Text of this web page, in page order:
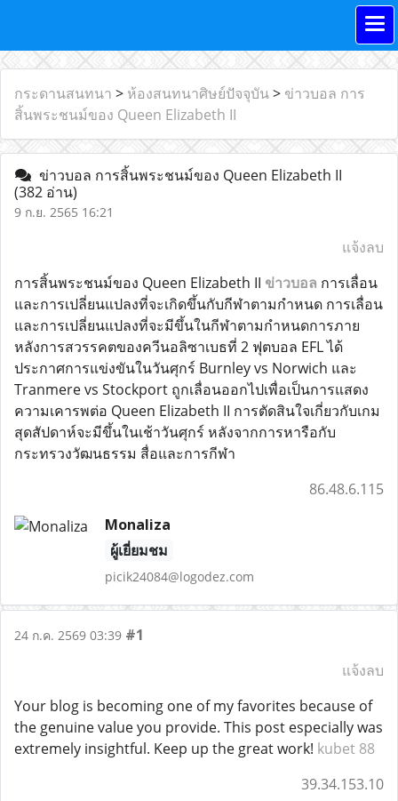
กระดานสนทนา > ห้องสนทนาศิษย์ปัจจุบัน> ข่าวบอล การ
สิ้นพระชนม์ของ Queen Elizabeth II
ข่าวบอล การสิ้นพระชนม์ของ Queen Elizabeth II
(382 อ่าน)
9 ก.ย. 2565 16:21
แจ้งลบ
การสิ้นพระชนม์ของ Queen Elizabeth II ข่าวบอล การเลื่อน
และการเปลี่ยนแปลงที่จะเกิดขึ้นกับกีฬาตามกำหนด การเลื่อน
และการเปลี่ยนแปลงที่จะมีขึ้นในกีฬาตามกำหนดการภาย
หลังการสวรรคตของควีนอลิซาเบธที่ 2 ฟุตบอล EFL ได้
ประกาศการแข่งขันในวันศุกร์ Burnley vs Norwich และ
Tranmere vs Stockport ถูกเลื่อนออกไปเพื่อเป็นการแสดง
ความเคารพต่อ Queen Elizabeth II การตัดสินใจเกี่ยวกับเกม
สุดสัปดาห์จะมีขึ้นในเช้าวันศุกร์ หลังจากการหารือกับ
กระทรวงวัฒนธรรม สื่อและการกีฬา
86.48.6.115
Monaliza
ผู้เยี่ยมชม
picik24084@logodez.com
24 ก.ค. 2569 03:39 #1
แจ้งลบ
Your blog is becoming one of my favorites because of
the genuine value you provide. This post especially was
extremely insightful. Keep up the great work! kubet 88
39.34.153.10